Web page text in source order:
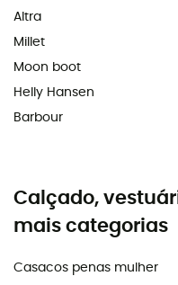
Altra
Millet
Moon boot
Helly Hansen
Barbour
Calçado,
mais categorias
Casacos penas mulher